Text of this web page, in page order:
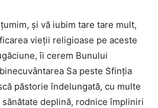
şi vă iubim tare tare mult,
vieţii religioase pe aceste
îi cerem Bunului
Sa peste Sfinţia
păstorie îndelungată, cu multe
deplină, rodnice împliniri